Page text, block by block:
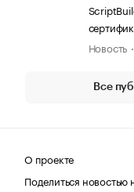
Новость
Все
О проекте
Поделиться новостью